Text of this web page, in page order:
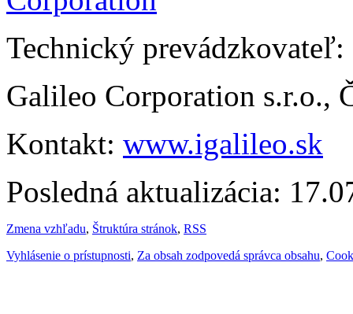
Technický prevádzkovateľ:
Galileo Corporation s.r.o.,
Kontakt: www.igalileo.sk
Posledná aktualizácia:
Zmena vzhľadu, Štruktúra stránok, RSS
Vyhlásenie o prístupnosti, Za obsah zodpovedá správca obsahu,